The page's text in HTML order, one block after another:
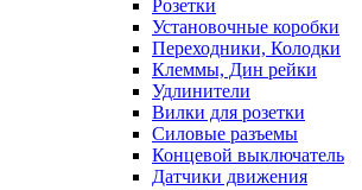
Розетки
Установочные коробки
Переходники, Колодки
Клеммы, Дин рейки
Удлинители
Вилки для розетки
Силовые разъемы
Концевой выключатель
Датчики движения